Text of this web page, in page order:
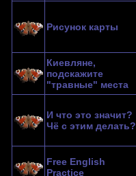
Рисунок карты
Киевляне,
подскажите
"травные" места
И что это значит?
Чё с этим делать?
Free English
Practice